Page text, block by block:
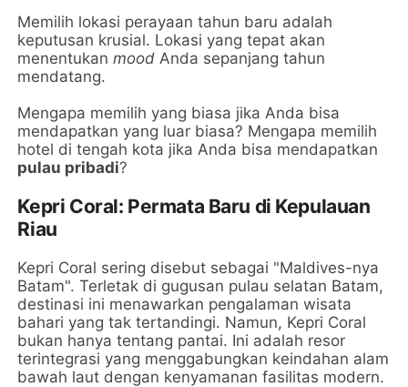
Memilih lokasi perayaan tahun baru adalah
keputusan krusial. Lokasi yang tepat akan
menentukanmood Anda sepanjang tahun
mendatang.
Mengapa memilih yang biasa jika Anda bisa
mendapatkan yang luar biasa? Mengapa memilih
hotel di tengah kota jika Anda bisa mendapatkan
pulau pribadi?
Kepri Coral: Permata Baru di Kepulauan
Riau
Kepri Coral sering disebut sebagai "Maldives-nya
Batam". Terletak di gugusan pulau selatan Batam,
destinasi ini menawarkan pengalaman wisata
bahari yang tak tertandingi. Namun, Kepri Coral
bukan hanya tentang pantai. Ini adalah resor
terintegrasi yang menggabungkan keindahan alam
bawah laut dengan kenyamanan fasilitas modern.